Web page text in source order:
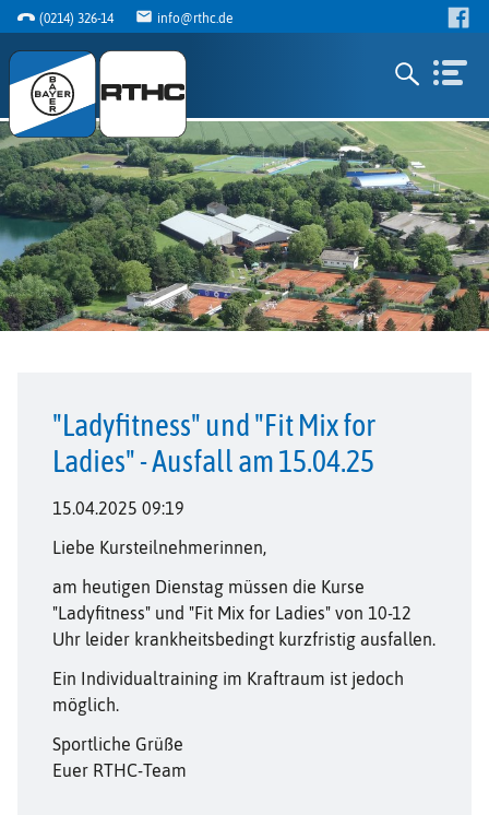
(0214) 326-14 info@rthc.de
"Ladyfitness" und "Fit Mix for
Ladies" - Ausfall am 15.04.25
15.04.2025 09:19
Liebe Kursteilnehmerinnen,
am heutigen Dienstag müssen die Kurse
"Ladyfitness" und "Fit Mix for Ladies" von 10-12
Uhr leider krankheitsbedingt kurzfristig ausfallen.
Ein Individualtraining im Kraftraum ist jedoch
möglich.
Sportliche Grüße
Euer RTHC-Team